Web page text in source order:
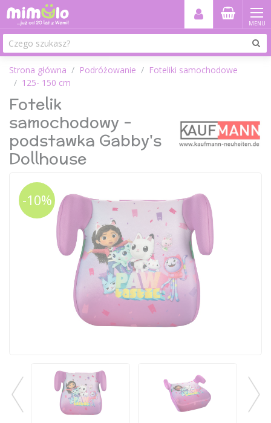
MENU
Strona główna Podróżowanie
Foteliki samochodowe
125- 150 cm
Fotelik
samochodowy -
podstawka Gabby's
Dollhouse
-10%